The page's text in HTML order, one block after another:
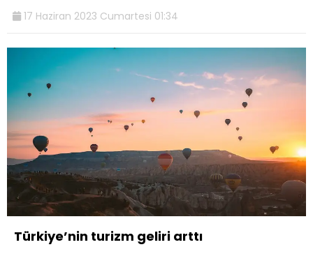
17 Haziran 2023 Cumartesi 01:34
Türkiye’nin turizm geliri arttı